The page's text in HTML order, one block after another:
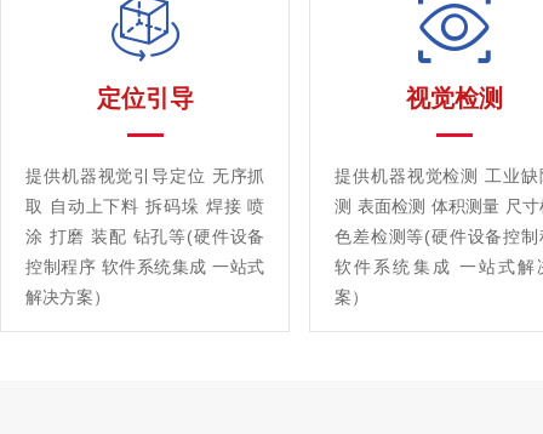
定位引导
提供机器视觉引导定位 无序抓
取 自动上下料 拆码垛 焊接 喷
涂 打磨 装配 钻孔等(硬件设备
控制程序 软件系统集成 一站式
解决方案）
视觉检测
提供机器视觉检测 工业缺
测 表面检测 体积测量 尺寸
色差检测等(硬件设备控制
软件系统集成 一站式解
案）